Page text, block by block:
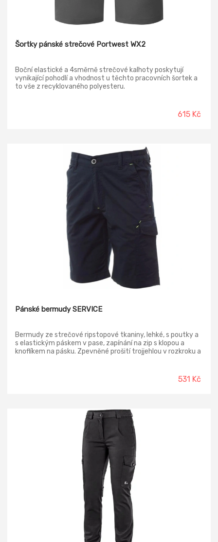
Šortky pánské strečové Portwest WX2
Boční elastické a 4směrně strečové kalhoty poskytují
vynikající pohodlí a vhodnost u těchto pracovních šortek a
to vše z recyklovaného polyesteru.
615 Kč
Pánské bermudy SERVICE
Bermudy ze strečové ripstopové tkaniny, lehké, s poutky a
s elastickým páskem v pase, zapínání na zip s klopou a
knoflíkem na pásku. Zpevněné prošití trojjehlou v rozkroku a
nošení a boční kapsa na svinovací metr. Levá postranní
kapsa s uzavírací klopou LOCK SYSTEM. Dvě zadní kapsy, z
531 Kč